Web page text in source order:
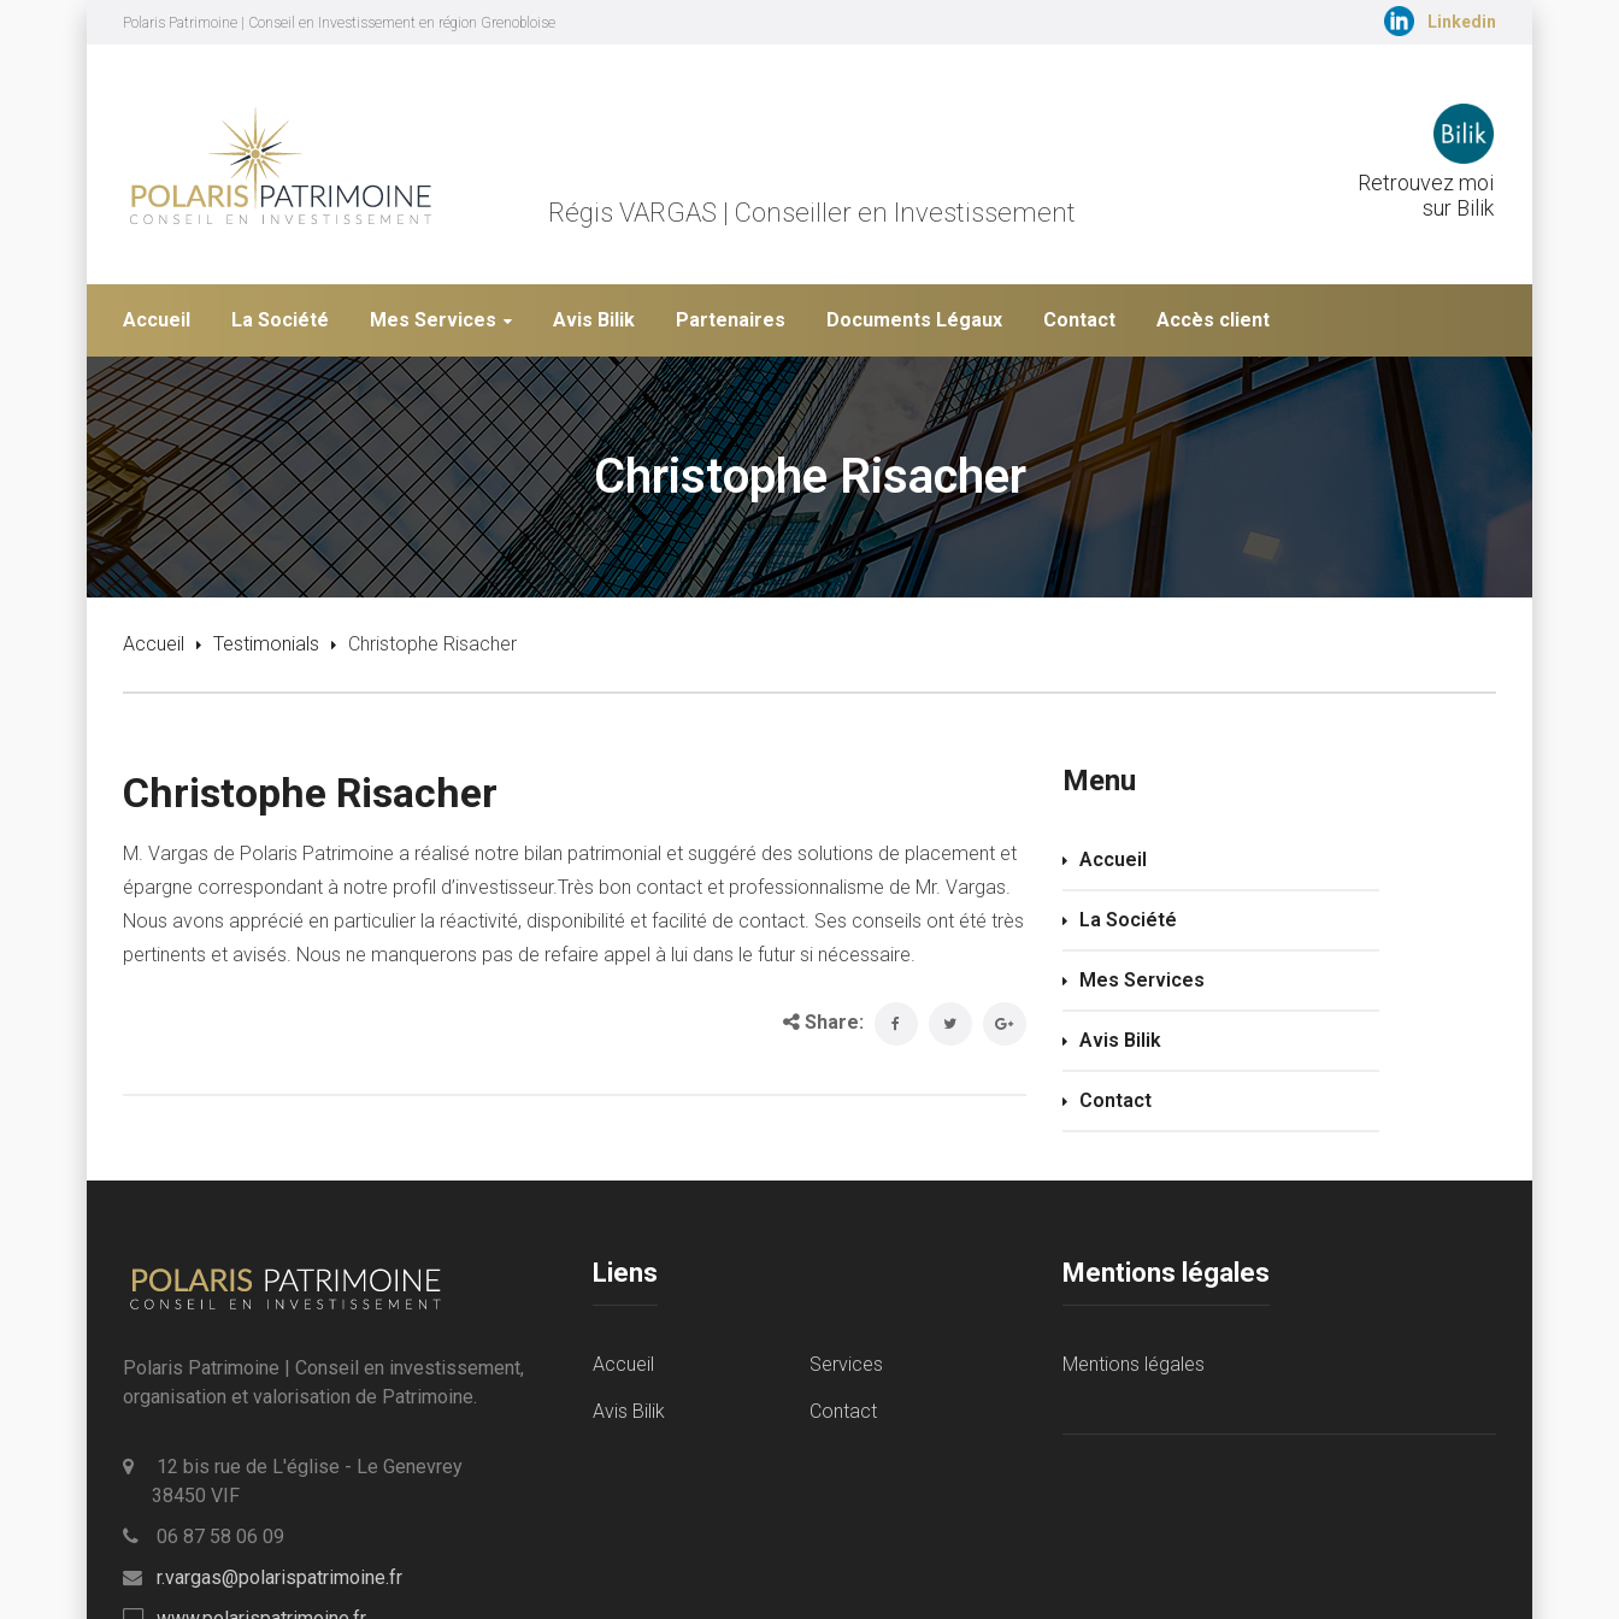
Polaris Patrimoine | Conseil en Investissement en région Grenobloise Linkedin
Régis VARGAS | Conseiller en Investissement
Retrouvez moi
sur Bilik
Accueil La Société Mes Services Avis Bilik Partenaires Documents Légaux Contact Accès client
Christophe Risacher
Accueil Testimonials Christophe Risacher
Christophe Risacher
M. Vargas de Polaris Patrimoine a réalisé notre bilan patrimonial et suggéré des solutions de placement et
épargne correspondant à notre profil d’investisseur.Très bon contact et professionnalisme de Mr. Vargas.
Nous avons apprécié en particulier la réactivité, disponibilité et facilité de contact. Ses conseils ont été très
pertinents et avisés. Nous ne manquerons pas de refaire appel à lui dans le futur si nécessaire.
Share:
Menu
Accueil
La Société
Mes Services
Avis Bilik
Contact
Polaris Patrimoine | Conseil en investissement,
organisation et valorisation de Patrimoine.
12 bis rue de L'église - Le Genevrey
38450 VIF
06 87 58 06 09
r.vargas@polarispatrimoine.fr
Liens
Accueil Services
Avis Bilik Contact
Mentions légales
Mentions légales